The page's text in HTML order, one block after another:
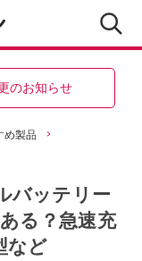
のお知らせ
め製品
バッテリー
る？急速充
など